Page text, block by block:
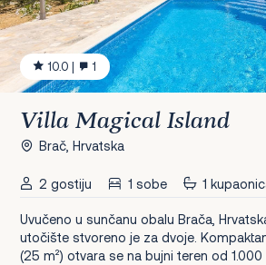
10.0 | 1
Villa Magical Island
Brač, Hrvatska
2 gostiju 1 sobe 1
Uvučeno u sunčanu obalu Brača,
utočište stvoreno je za dvoje.
(25 m²) otvara se na bujni teren od 1.000